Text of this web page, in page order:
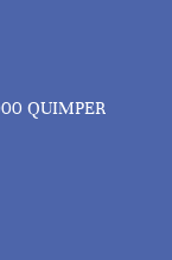
QUIMPER